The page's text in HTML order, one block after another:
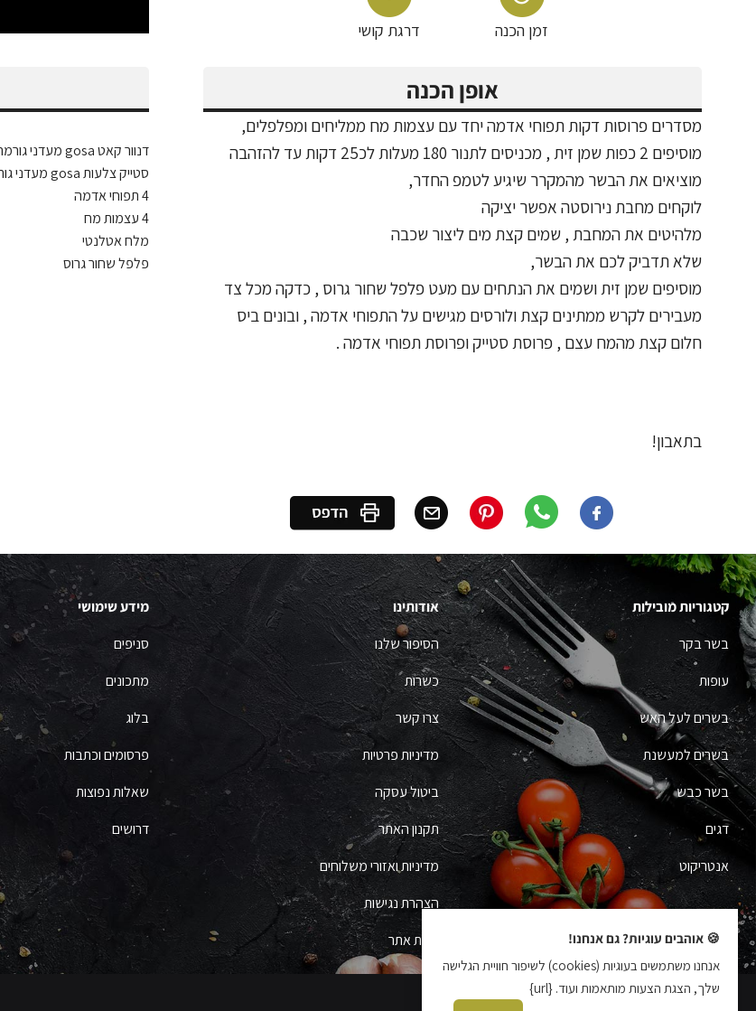
זמן הכנה דרגת קושי
אופן הכנה
מסדרים פרוסות דקות תפוחי אדמה יחד עם עצמות מח ממליחים ומפלפלים,
מוסיפים 2 כפות שמן זית , מכניסים לתנור 180 מעלות לכ25 דקות עד להזהבה
מוציאים את הבשר מהמקרר שיגיע לטמפ החדר,
לוקחים מחבת נירוסטה אפשר יציקה
מלהיטים את המחבת , שמים קצת מים ליצור שכבה
שלא תדביק לכם את הבשר,
מוסיפים שמן זית ושמים את הנתחים עם מעט פלפל שחור גרוס , כדקה מכל צד
מעבירים לקרש ממתינים קצת ולורסים מגישים על התפוחי אדמה , ובונים ביס
חלום קצת מהמח עצם , פרוסת סטייק ופרוסת תפוחי אדמה .
בתאבון!
דנוור קאט gosa מעדני גורמה
סטייק צלעות gosa מעדני גורמה
4 תפוחי אדמה
4 עצמות מח
מלח אטלנטי
פלפל שחור גרוס
קטגוריות מובילות
בשר בקר
עופות
בשרים לעל האש
בשרים למעשנת
בשר כבש
דגים
אנטריקוט
אודותינו
הסיפור שלנו
כשרות
צרו קשר
מדיניות פרטיות
ביטול עסקה
תקנון האתר
מדיניות ואזורי משלוחים
הצהרת נגישות
מפת אתר
מידע שימושי
סניפים
מתכונים
בלוג
פרסומים וכתבות
שאלות נפוצות
דרושים
🍪 אוהבים עוגיות? גם אנחנו!
אנחנו משתמשים בעוגיות (cookies) לשיפור חוויית הגלישה
שלך, הצגת הצעות מותאמות ועוד. {url}